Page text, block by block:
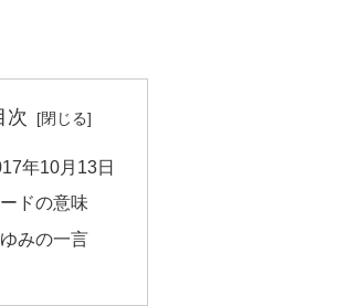
次
年10月13日
ドの意味
みの一言